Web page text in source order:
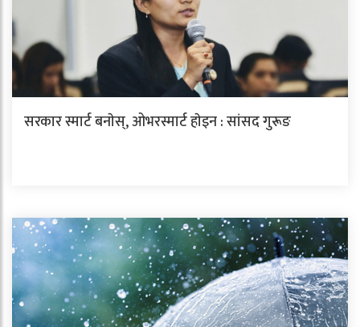
सरकार स्मार्ट बनाेस्, ओभरस्मार्ट हाेइन : सांसद गुरूङ